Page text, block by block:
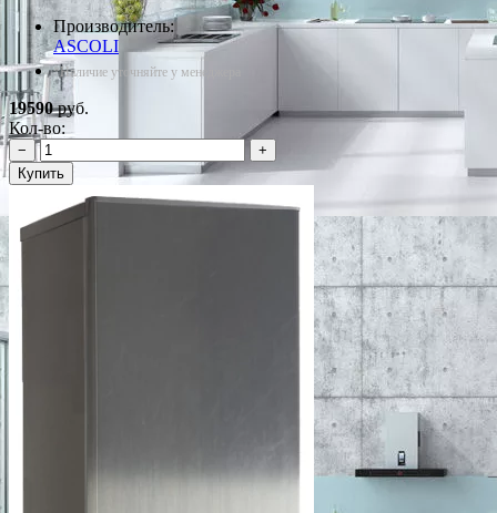
Производитель:
ASCOLI
*Наличие уточняйте у менеджера
19590руб.
Кол-во:
−
+
Купить